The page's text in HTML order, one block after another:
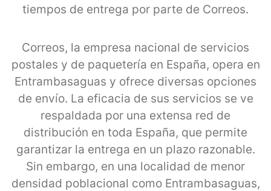
tiempos de entrega por parte de Correos.
Correos, la empresa nacional de servicios
postales y de paquetería en España, opera en
Entrambasaguas y ofrece diversas opciones
de envío. La eficacia de sus servicios se ve
respaldada por una extensa red de
distribución en toda España, que permite
garantizar la entrega en un plazo razonable.
Sin embargo, en una localidad de menor
densidad poblacional como Entrambasaguas,